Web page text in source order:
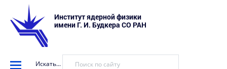
Институт ядерной физики
имени Г. И. Будкера СО РАН
Искать...